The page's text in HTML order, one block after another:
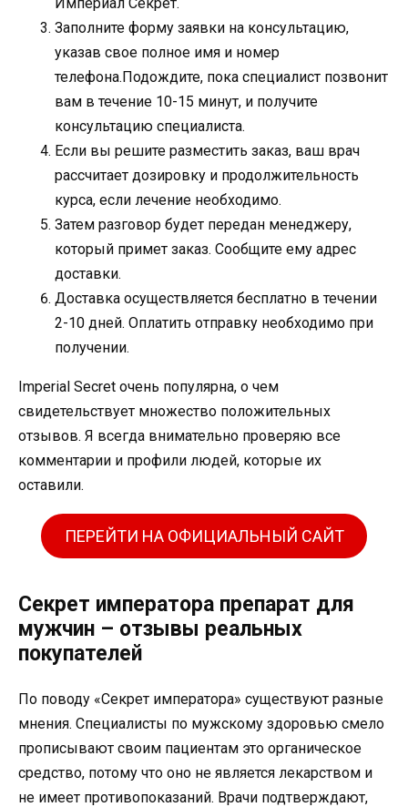
Империал Секрет.
Заполните форму заявки на консультацию,
указав свое полное имя и номер
телефона.Подождите, пока специалист позвонит
вам в течение 10-15 минут, и получите
консультацию специалиста.
Если вы решите разместить заказ, ваш врач
рассчитает дозировку и продолжительность
курса, если лечение необходимо.
Затем разговор будет передан менеджеру,
который примет заказ. Сообщите ему адрес
доставки.
Доставка осуществляется бесплатно в течении
2-10 дней. Оплатить отправку необходимо при
получении.
Imperial Secret очень популярна, о чем
свидетельствует множество положительных
отзывов. Я всегда внимательно проверяю все
комментарии и профили людей, которые их
оставили.
ПЕРЕЙТИ НА ОФИЦИАЛЬНЫЙ САЙТ
Секрет императора препарат для
мужчин – отзывы реальных
покупателей
По поводу «Секрет императора» существуют разные
мнения. Специалисты по мужскому здоровью смело
прописывают своим пациентам это органическое
средство, потому что оно не является лекарством и
не имеет противопоказаний. Врачи подтверждают,